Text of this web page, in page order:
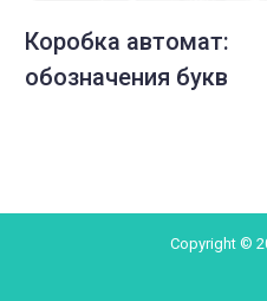
Коробка автомат:
обозначения букв
Copyright ©